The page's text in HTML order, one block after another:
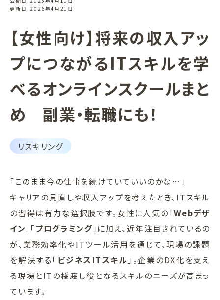
更新日：2026年4月21日
【女性向け】将来の収入アッ
プにつながるITスキルを学
べるオンラインスクールまと
め 副業・転職にも！
リスキリング
「このまま今の仕事を続けていていいのかな…」
キャリアの見直しや収入アップを考えたとき、ITスキル
の習得は有力な選択肢です。女性に人気の「Webデザ
イン 」「プログラミング 」に加え、近年注目されているの
が、業務効率化やITツール活用を通じて、現場の課題
を解決する「 ビジネスITスキル 」。企業のDX化を支え
る現場とITの橋渡し役となるスキルのニーズが高まっ
ています。